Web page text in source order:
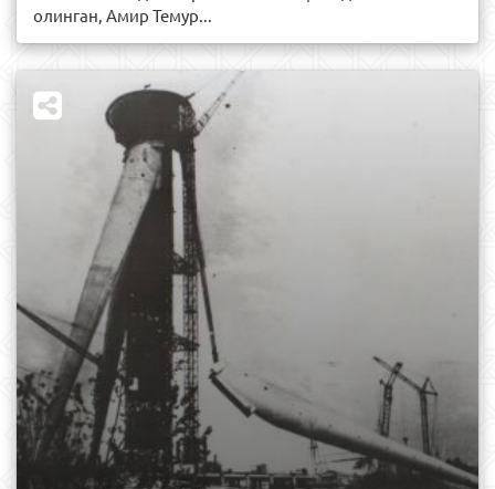
олинган, Амир Темур...